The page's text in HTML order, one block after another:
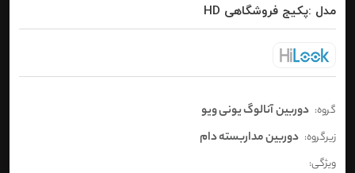
مدل :پکیج فروشگاهی HD
گروه: دوربین آنالوگ یونی ویو
زیرگروه: دوربین مداربسته دام
ویژگی: